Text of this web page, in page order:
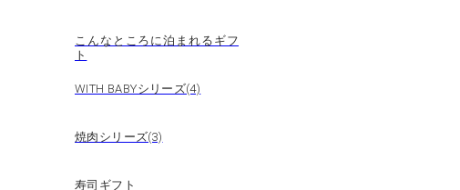
こんなところに泊まれるギフ
ト
WITH BABYシリーズ(4)
焼肉シリーズ(3)
寿司ギフト